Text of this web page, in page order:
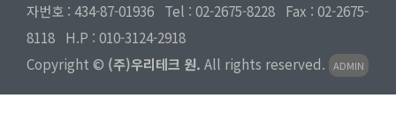
자번호 : 434-87-01936 Tel : 02-2675-8228 Fax : 02-2675-
8118 H.P : 010-3124-2918
Copyright © (주)우리테크 원. All rights reserved. ADMIN